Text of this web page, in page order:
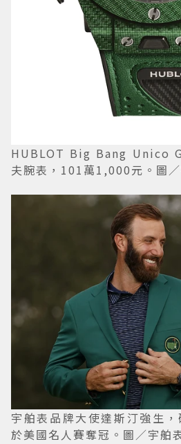
HUBLOT Big Bang Unico
夫腕表，101萬1,000元。圖
宇舶表品牌大使達斯汀強生
於美國名人賽奪冠。圖／宇舶